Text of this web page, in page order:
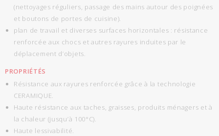
(nettoyages réguliers, passage des mains autour des poignées
et boutons de portes de cuisine).
plan de travail et diverses surfaces horizontales : résistance
renforcée aux chocs et autres rayures induites par le
déplacement d’objets.
PROPRIÉTÉS
Résistance aux rayures renforcée grâce à la technologie
CERAMIQUE.
Haute résistance aux taches, graisses, produits ménagers et à
la chaleur (jusqu’à 100°C).
Haute lessivabilité.